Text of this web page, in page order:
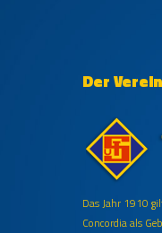
Der Verein
Das Jahr 1910
Concordia als